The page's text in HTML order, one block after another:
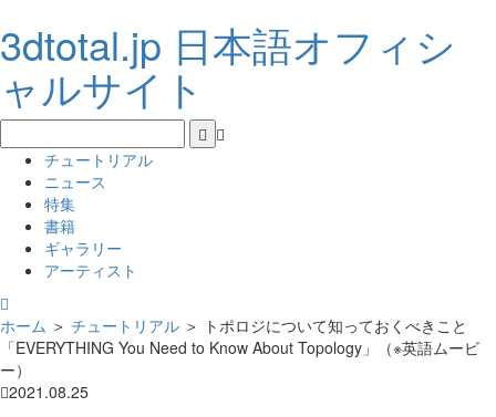
3dtotal.jp 日本語オフィシ
ャルサイト
チュートリアル
ニュース
特集
書籍
ギャラリー
アーティスト
ホーム ＞ チュートリアル ＞ トポロジについて知っておくべきこと
「EVERYTHING You Need to Know About Topology」（※英語ムービ
ー）
2021.08.25